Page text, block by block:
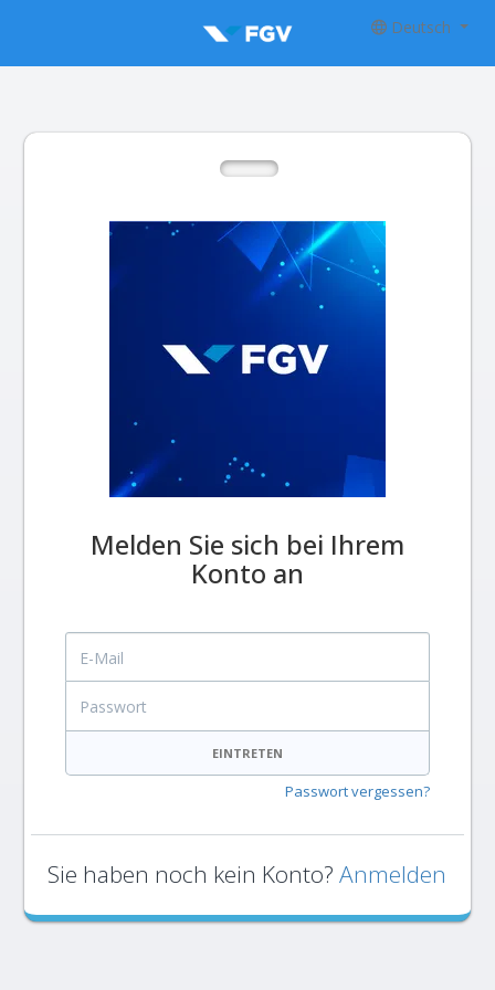
Deutsch
Melden Sie sich bei Ihrem
Konto an
E-Mail
EINTRETEN
Passwort vergessen?
Sie haben noch kein Konto? Anmelden